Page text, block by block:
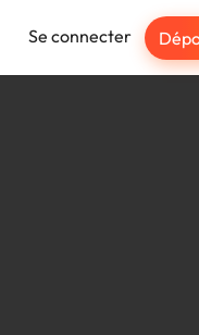
Se connecter